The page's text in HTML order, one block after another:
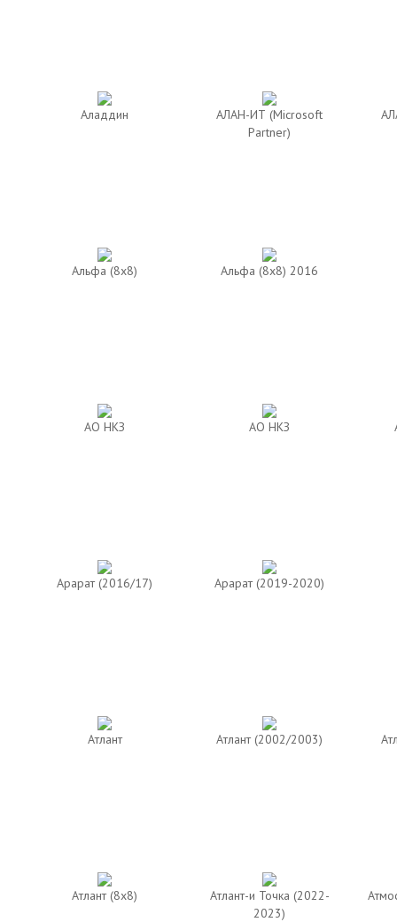
Аладдин
АЛАН-ИТ (Microsoft
Partner)
Альфа (8х8) Альфа (8х8) 2016
АО НКЗ АО НКЗ
Арарат (2016/17) Арарат (2019-2020)
Атлант Атлант (2002/2003)
Атлант (8х8)
Атлант-и Точка (2022-
2023)